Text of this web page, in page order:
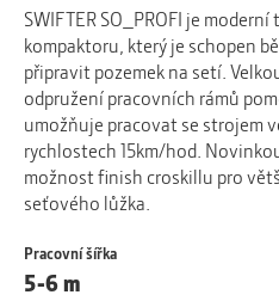
SWIFTER SO_PROFI je
kompaktoru, který je schopen
připravit pozemek na setí.
odpružení pracovních rámů
umožňuje pracovat se strojem
rychlostech 15km/hod.
možnost finish croskillu pro
seťového lůžka.
Pracovní šířka
5-6 m